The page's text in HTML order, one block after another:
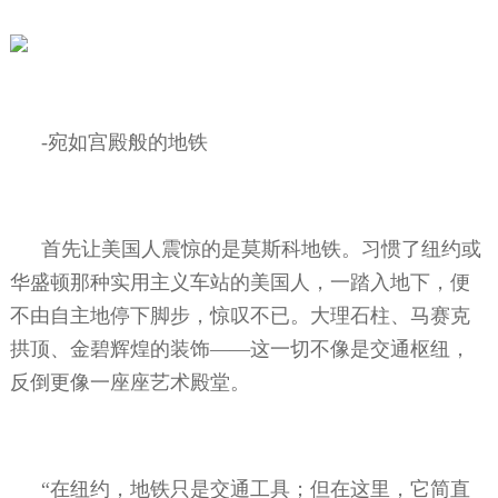
-宛如宫殿般的地铁
首先让美国人震惊的是莫斯科地铁。习惯了纽约或
华盛顿那种实用主义车站的美国人，一踏入地下，便
不由自主地停下脚步，惊叹不已。大理石柱、马赛克
拱顶、金碧辉煌的装饰——这一切不像是交通枢纽，
反倒更像一座座艺术殿堂。
“在纽约，地铁只是交通工具；但在这里，它简直